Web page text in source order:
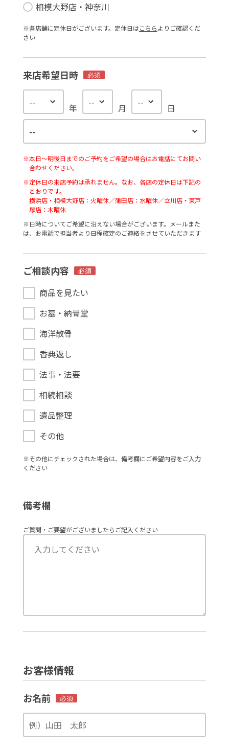
相模大野店・神奈川
※各店舗に定休⽇がございます。定休⽇はこちらよりご確認くだ
さい
来店希望日時 必須
年 月 日
※本日〜明後日までのご予約をご希望の場合はお電話にてお問い
合わせください。
※定休日の来店予約は承れません。なお、各店の定休日は下記の
とおりです。
横浜店・相模大野店：火曜休／蒲田店：水曜休／立川店・東戸
塚店：木曜休
※⽇時についてご希望に沿えない場合がございます。メールまた
は、お電話で担当者より⽇程確定のご連絡をさせていただきます
ご相談内容 必須
商品を見たい
お墓・納骨堂
海洋散骨
香典返し
法事・法要
相続相談
遺品整理
その他
※その他にチェックされた場合は、備考欄にご希望内容をご⼊⼒
ください
備考欄
ご質問・ご要望がございましたらご記入ください
お客様情報
お名前 必須